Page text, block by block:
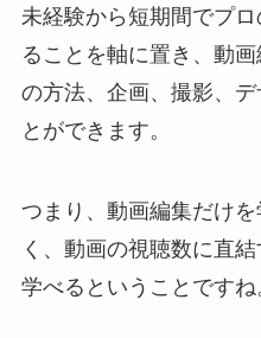
未経験から短期間でプ
ることを軸に置き、動
の方法、企画、撮影、
とができます。
つまり、動画編集だけ
く、動画の視聴数に直
学べるということですね